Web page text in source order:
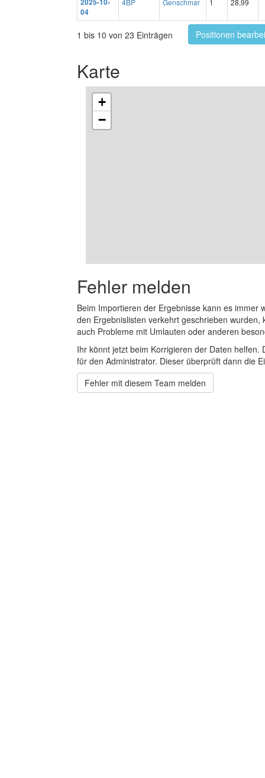
2025-10-
04
4BP Genschmar 1 28,99
1 bis 10 von 23 Einträgen Positionen
Karte
+
−
Fehler melden
Beim Importieren der Ergebnisse kann es
den Ergebnislisten verkehrt geschrieben
auch Probleme mit Umlauten oder anderen
Ihr könnt jetzt beim Korrigieren der Daten
für den Administrator. Dieser überprüft dann die
Fehler mit diesem Team melden